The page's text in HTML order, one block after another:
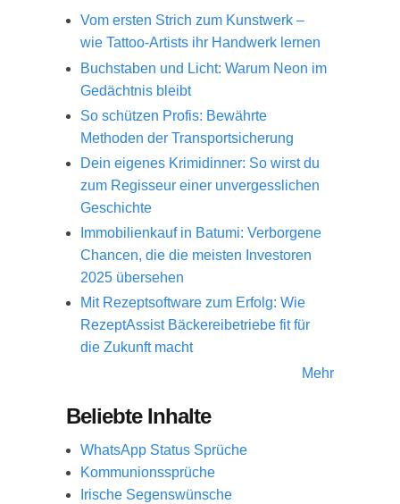
Vom ersten Strich zum Kunstwerk –
wie Tattoo-Artists ihr Handwerk lernen
Buchstaben und Licht: Warum Neon im
Gedächtnis bleibt
So schützen Profis: Bewährte
Methoden der Transportsicherung
Dein eigenes Krimidinner: So wirst du
zum Regisseur einer unvergesslichen
Geschichte
Immobilienkauf in Batumi: Verborgene
Chancen, die die meisten Investoren
2025 übersehen
Mit Rezeptsoftware zum Erfolg: Wie
RezeptAssist Bäckereibetriebe fit für
die Zukunft macht
Mehr
Beliebte Inhalte
WhatsApp Status Sprüche
Kommunionssprüche
Irische Segenswünsche